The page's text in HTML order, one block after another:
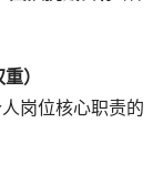
）
岗位核心职责的